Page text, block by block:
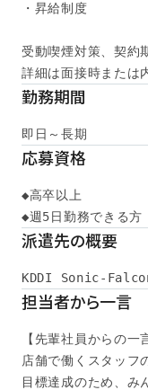
・昇給制度
受動喫煙対策、契約
詳細は面接時または
勤務期間
即日～長期
応募資格
◆高卒以上
◆週5日勤務できる方
派遣先の概要
KDDI Sonic-
担当者から一言
【先輩社員からの一
店舗で働くスタッフ
目標達成のため、み